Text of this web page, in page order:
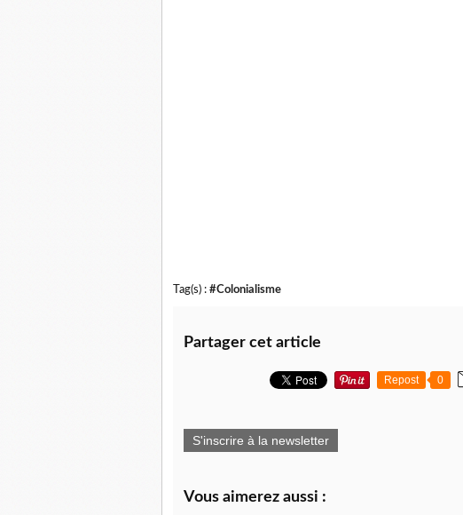
Tag(s) : #Colonialisme
Partager cet article
Repost 0
S'inscrire à la newsletter
Vous aimerez aussi :